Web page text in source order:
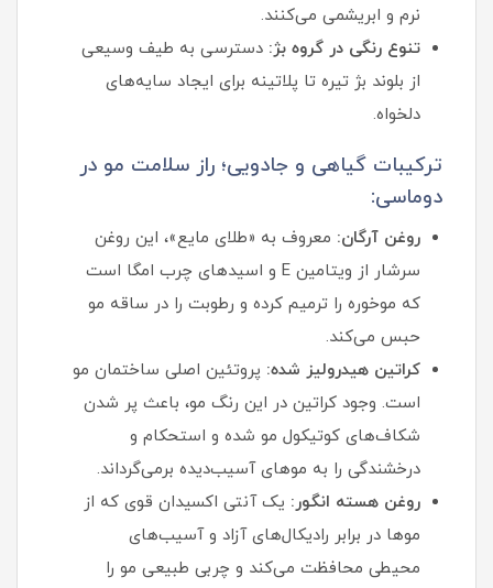
نرم و ابریشمی می‌کنند.
تنوع رنگی در گروه بژ: دسترسی به طیف وسیعی
از بلوند بژ تیره تا پلاتینه برای ایجاد سایه‌های
دلخواه.
ترکیبات گیاهی و جادویی؛ راز سلامت مو در
دوماسی:
روغن آرگان: معروف به «طلای مایع»، این روغن
سرشار از ویتامین E و اسیدهای چرب امگا است
که موخوره را ترمیم کرده و رطوبت را در ساقه مو
حبس می‌کند.
کراتین هیدرولیز شده: پروتئین اصلی ساختمان مو
است. وجود کراتین در این رنگ مو، باعث پر شدن
شکاف‌های کوتیکول مو شده و استحکام و
درخشندگی را به موهای آسیب‌دیده برمی‌گرداند.
روغن هسته انگور: یک آنتی‌ اکسیدان قوی که از
موها در برابر رادیکال‌های آزاد و آسیب‌های
محیطی محافظت می‌کند و چربی طبیعی مو را